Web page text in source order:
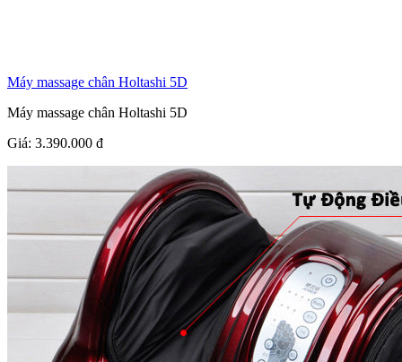
Máy massage chân Holtashi 5D
Máy massage chân Holtashi 5D
Giá: 3.390.000 đ